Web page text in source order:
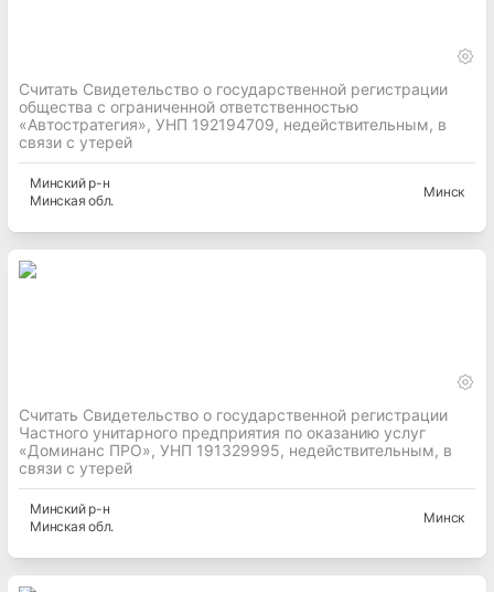
Считать Свидетельство о государственной регистрации
общества с ограниченной ответственностью
«Автостратегия», УНП 192194709, недействительным, в
связи с утерей
Минскийр-н
Минская обл.
Минск
Считать Свидетельство о государственной регистрации
Частного унитарного предприятия по оказанию услуг
«Доминанс ПРО», УНП 191329995, недействительным, в
связи с утерей
Минскийр-н
Минская обл.
Минск